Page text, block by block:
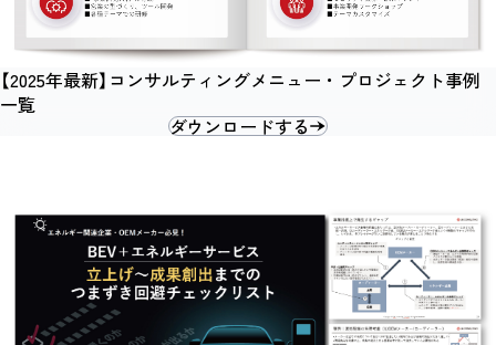
【2025年最新】コンサルティングメニュー・プロジェクト事例
一覧
ダウンロードする